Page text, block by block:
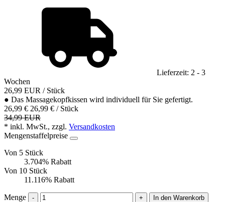
Lieferzeit: 2 - 3
Wochen
26,99 EUR / Stück
● Das Massagekopfkissen wird individuell für Sie gefertigt.
26,99 € 26,99 € / Stück
34,99 EUR
* inkl. MwSt., zzgl. Versandkosten
Mengenstaffelpreise
Von 5 Stück
3.704% Rabatt
Von 10 Stück
11.116% Rabatt
Menge - + In den Warenkorb